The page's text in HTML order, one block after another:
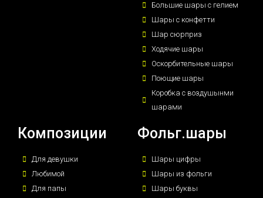
Большие шары с гелием
Шары с конфетти
Шар сюрприз
Ходячие шары
Оскорбительные шары
Поющие шары
Коробка с воздушынми
шарами
Композиции
Для девушки
Любимой
Для папы
Фольг.шары
Шары цифры
Шары из фольги
Шары буквы